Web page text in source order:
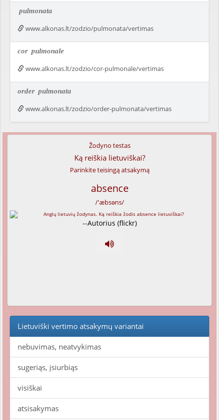
pulmonata
www.alkonas.lt/zodzio/pulmonata/vertimas
cor pulmonale
www.alkonas.lt/zodzio/cor-pulmonale/vertimas
order pulmonata
www.alkonas.lt/zodzio/order-pulmonata/vertimas
Žodyno testas
Ką reiškia lietuviškai?
Parinkite teisingą atsakymą
absence
/'æbsəns/
--Autorius (flickr)
Lietuviški vertimo atsakymų variantai
nebuvimas, neatvykimas
sugeriąs, įsiurbiąs
visiškai
atsisakymas